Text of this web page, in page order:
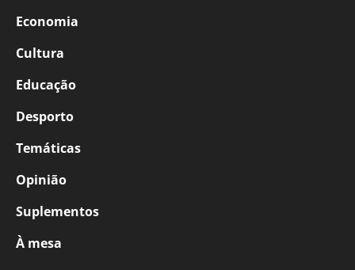
Economia
Cultura
Educação
Desporto
Temáticas
Opinião
Suplementos
À mesa